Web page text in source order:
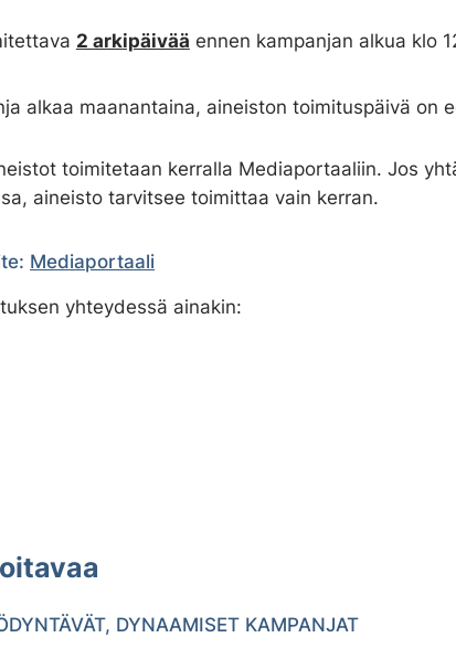
2 arkipäivää ennen kampanjan alkua klo
alkaa maanantaina, aineiston toimituspäivä on
toimitetaan kerralla Mediaportaaliin. Jos
aineisto tarvitsee toimittaa vain kerran.
Mediaportaali
yhteydessä ainakin:
DYNAAMISET KAMPANJAT